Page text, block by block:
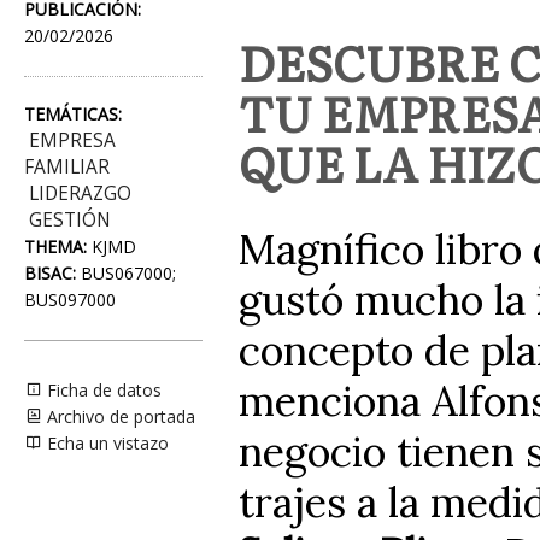
PUBLICACIÓN:
20/02/2026
TEMÁTICAS:
EMPRESA
FAMILIAR
LIDERAZGO
GESTIÓN
THEMA: KJMD
BISAC: BUS067000;
BUS097000
Ficha de datos
Archivo de portada
Echa un vistazo
DESCUBRE
TU
QUE LA
Magnífico libro
gustó mucho la
concepto de
menciona
negocio tienen
trajes a la